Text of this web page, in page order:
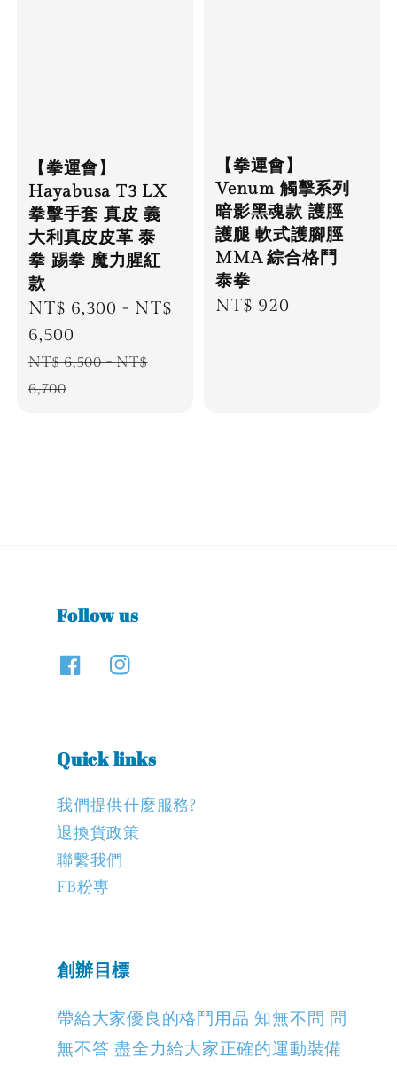
【拳運會】
Hayabusa T3 LX
拳擊手套 真皮 義
大利真皮皮革 泰
拳 踢拳 魔力腥紅
款
Sale
price
NT$ 6,300 - NT$
6,500
Regular
price
NT$ 6,500-NT$
6,700
【拳運會】
Venum 觸擊系列
暗影黑魂款 護脛
護腿 軟式護腳脛
MMA 綜合格鬥
泰拳
Regular
NT$ 920
Follow us
Quick links
我們提供什麼服務?
退換貨政策
聯繫我們
FB粉專
創辦目標
帶給大家優良的格鬥用品 知無不問 問
無不答 盡全力給大家正確的運動裝備